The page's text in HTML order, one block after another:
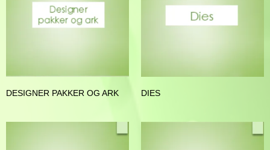
DESIGNER PAKKER OG ARK DIES